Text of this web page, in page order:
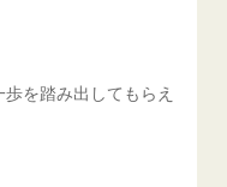
を踏み出してもらえ